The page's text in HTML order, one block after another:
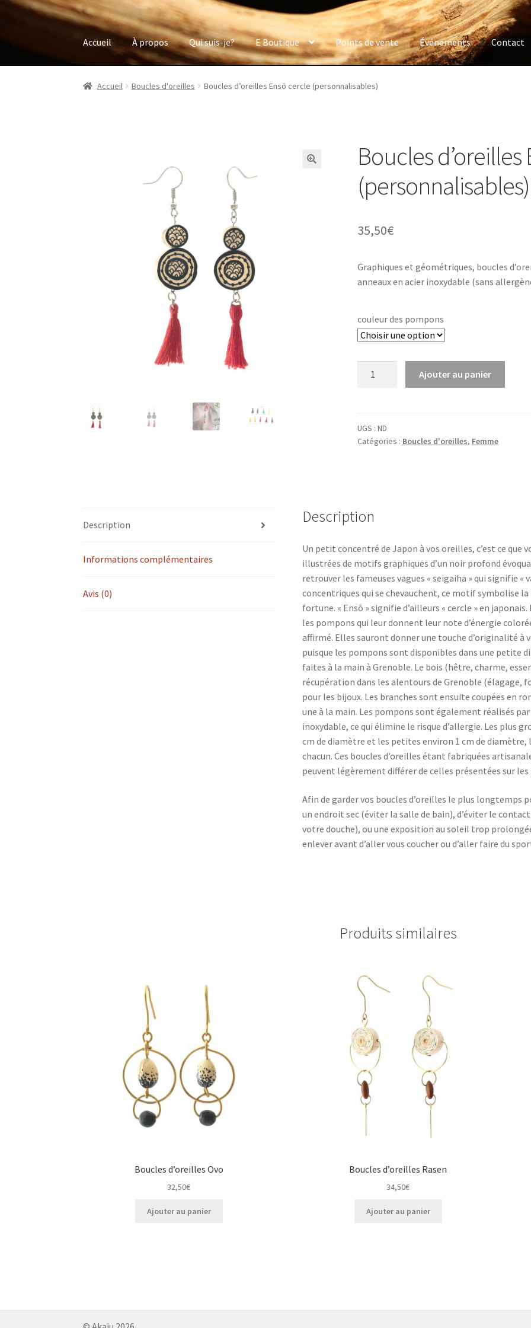
Accueil À propos Qui suis-je? E Boutique Points de vente Événements Contact
Accueil Boucles d'oreilles Boucles d’oreilles Ensō cercle (personnalisables)
Boucles d’oreilles
(personnalisables)
35,50€
Graphiques et géométriques, boucles
anneaux en acier inoxydable (sans
couleur des pompons
Ensō
cercle
Ajouter au panier
UGS : ND
Catégories : Boucles d'oreilles, Femme
Description
Informations complémentaires
Avis (0)
Description
Un petit concentré de Japon à vos oreilles, c’est ce que
illustrées de motifs graphiques d’un noir profond
retrouver les fameuses vagues « seigaiha » qui signifie «
concentriques qui se chevauchent, ce motif symbolise
fortune. « Ensō » signifie d’ailleurs « cercle » en
les pompons qui leur donnent leur note d’énergie
affirmé. Elles sauront donner une touche d’originalité à
puisque les pompons sont disponibles dans une petite
faites à la main à Grenoble. Le bois (hêtre, charme,
récupération dans les alentours de Grenoble
pour les bijoux. Les branches sont ensuite coupées en
une à la main. Les pompons sont également réalisés
inoxydable, ce qui élimine le risque d’allergie. Les plus
cm de diamètre et les petites environ 1 cm de
chacun. Ces boucles d’oreilles étant fabriquées
peuvent légèrement différer de celles présentées sur
Afin de garder vos boucles d’oreilles le plus longtemps
un endroit sec (éviter la salle de bain), d’éviter le
votre douche), ou une exposition au soleil trop
enlever avant d’aller vous coucher ou d’aller faire du
Produits similaires
Boucles d’oreilles Ovo
32,50€
Ajouter au panier
Boucles d’oreilles Rasen
34,50€
Ajouter au panier